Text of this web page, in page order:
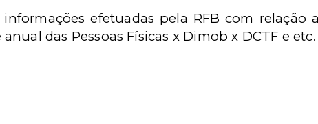
efetuadas pela RFB com relação
das Pessoas Físicas x Dimob x DCTF e etc.